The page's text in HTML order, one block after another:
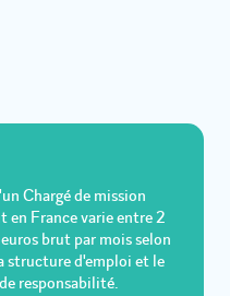
Chargé de mission
en France varie entre 2
brut par mois selon
structure d'emploi et le
responsabilité.